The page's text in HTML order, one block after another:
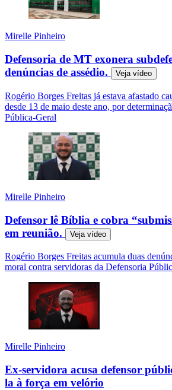
Mirelle Pinheiro
Defensoria de MT exonera
denúncias de assédio.
Veja vídeo
Rogério Borges Freitas já estava afastado
desde 13 de maio deste ano, por
Pública-Geral
Mirelle Pinheiro
Defensor lê Bíblia e cobra
em reunião.
Veja vídeo
Rogério Borges Freitas acumula duas
moral contra servidoras da Defensoria
Mirelle Pinheiro
Ex-servidora acusa defensor
la à força em velório